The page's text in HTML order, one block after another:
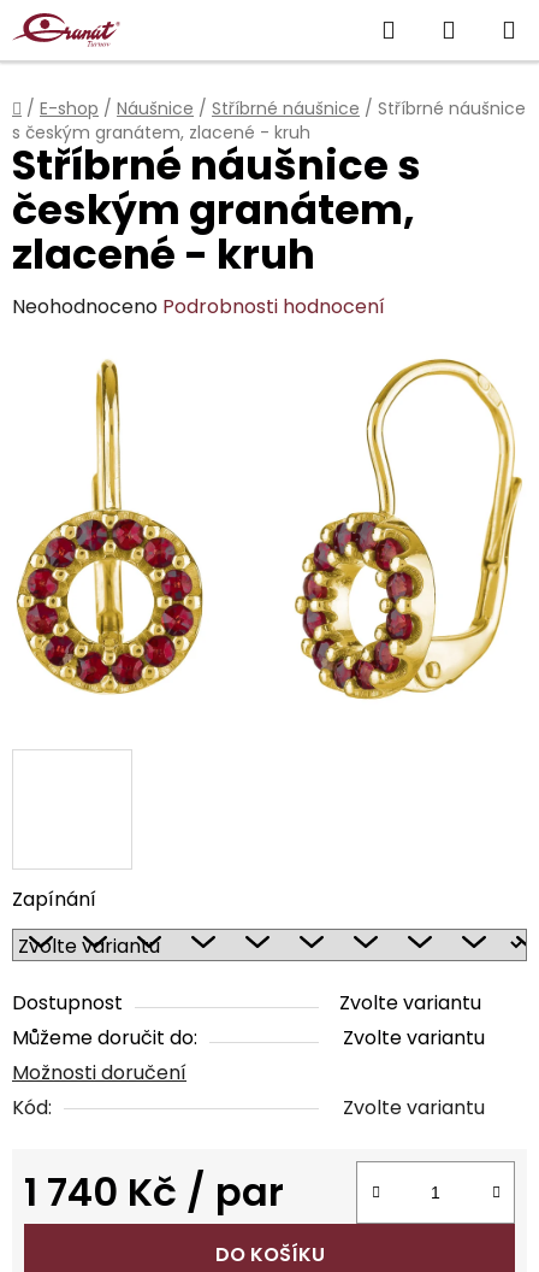
Přejít
na
obsah
Hledat
KOŠÍK
Domů
/ E-shop / Náušnice / Stříbrné náušnice / Stříbrné náušnice
s českým granátem, zlacené - kruh
Zapínání
Dostupnost
Zvolte variantu
Můžeme doručit do:
Zvolte variantu
Možnosti doručení
Kód:
Zvolte variantu
1 740 Kč / par
Měrná cena:
DO KOŠÍKU
Stříbrné náušnice s
českým granátem,
zlacené - kruh
Průměrné
produktu
hvězdiček.
Neohodnoceno Podrobnosti hodnocení